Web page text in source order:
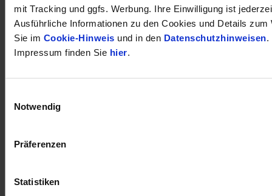
mit Tracking und ggfs. Werbung. Ihre Einwilligung ist
Ausführliche Informationen zu den Cookies und Details zum
Sie im Cookie-Hinweis und in den Datenschutzhinweisen.
Impressum finden Sie hier.
Notwendig
Präferenzen
Statistiken